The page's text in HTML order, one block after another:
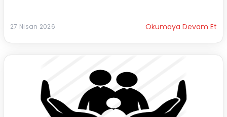
27 Nisan 2026 Okumaya Devam Et